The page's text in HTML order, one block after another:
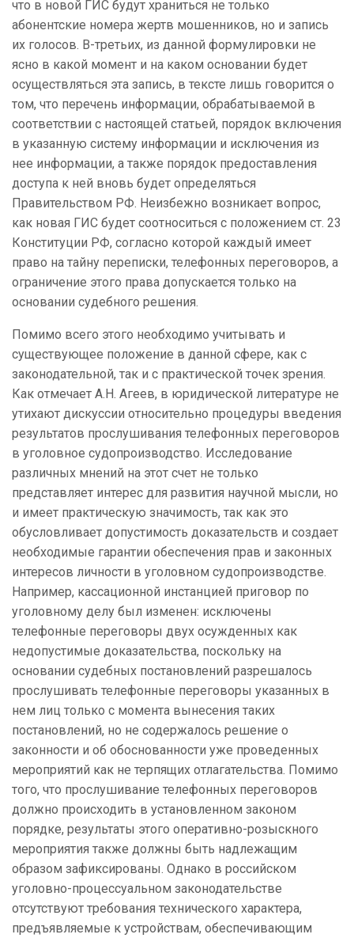
что в новой ГИС будут храниться не только
абонентские номера жертв мошенников, но и запись
их голосов. В-третьих, из данной формулировки не
ясно в какой момент и на каком основании будет
осуществляться эта запись, в тексте лишь говорится о
том, что перечень информации, обрабатываемой в
соответствии с настоящей статьей, порядок включения
в указанную систему информации и исключения из
нее информации, а также порядок предоставления
доступа к ней вновь будет определяться
Правительством РФ. Неизбежно возникает вопрос,
как новая ГИС будет соотноситься с положением ст. 23
Конституции РФ, согласно которой каждый имеет
право на тайну переписки, телефонных переговоров, а
ограничение этого права допускается только на
основании судебного решения.
Помимо всего этого необходимо учитывать и
существующее положение в данной сфере, как с
законодательной, так и с практической точек зрения.
Как отмечает А.Н. Агеев, в юридической литературе не
утихают дискуссии относительно процедуры введения
результатов прослушивания телефонных переговоров
в уголовное судопроизводство. Исследование
различных мнений на этот счет не только
представляет интерес для развития научной мысли, но
и имеет практическую значимость, так как это
обусловливает допустимость доказательств и создает
необходимые гарантии обеспечения прав и законных
интересов личности в уголовном судопроизводстве.
Например, кассационной инстанцией приговор по
уголовному делу был изменен: исключены
телефонные переговоры двух осужденных как
недопустимые доказательства, поскольку на
основании судебных постановлений разрешалось
прослушивать телефонные переговоры указанных в
нем лиц только с момента вынесения таких
постановлений, но не содержалось решение о
законности и об обоснованности уже проведенных
мероприятий как не терпящих отлагательства. Помимо
того, что прослушивание телефонных переговоров
должно происходить в установленном законом
порядке, результаты этого оперативно-розыскного
мероприятия также должны быть надлежащим
образом зафиксированы. Однако в российском
уголовно-процессуальном законодательстве
отсутствуют требования технического характера,
предъявляемые к устройствам, обеспечивающим